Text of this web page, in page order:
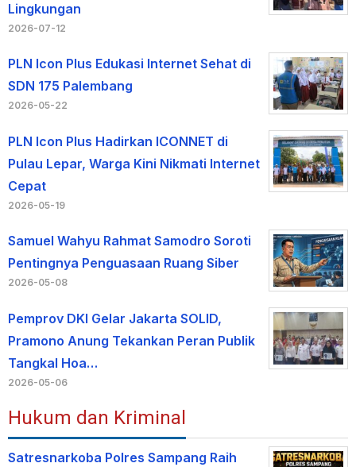
Lingkungan
2026-07-12
PLN Icon Plus Edukasi Internet Sehat di
SDN 175 Palembang
2026-05-22
PLN Icon Plus Hadirkan ICONNET di
Pulau Lepar, Warga Kini Nikmati Internet
Cepat
2026-05-19
Samuel Wahyu Rahmat Samodro Soroti
Pentingnya Penguasaan Ruang Siber
2026-05-08
Pemprov DKI Gelar Jakarta SOLID,
Pramono Anung Tekankan Peran Publik
Tangkal Hoa…
2026-05-06
Hukum dan Kriminal
Satresnarkoba Polres Sampang Raih